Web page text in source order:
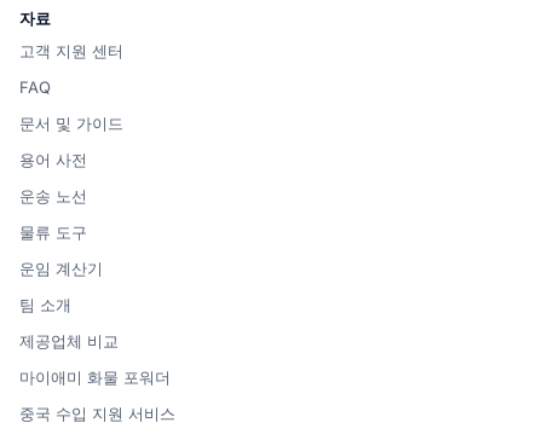
자료
고객 지원 센터
FAQ
문서 및 가이드
용어 사전
운송 노선
물류 도구
운임 계산기
팀 소개
제공업체 비교
마이애미 화물 포워더
중국 수입 지원 서비스